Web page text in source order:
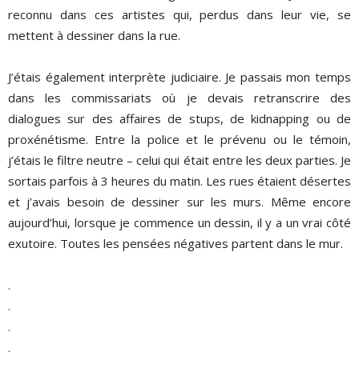
reconnu dans ces artistes qui, perdus dans leur vie, se
mettent à dessiner dans la rue.
J’étais également interprète judiciaire. Je passais mon temps
dans les commissariats où je devais retranscrire des
dialogues sur des affaires de stups, de kidnapping ou de
proxénétisme. Entre la police et le prévenu ou le témoin,
j’étais le filtre neutre – celui qui était entre les deux parties. Je
sortais parfois à 3 heures du matin. Les rues étaient désertes
et j’avais besoin de dessiner sur les murs. Même encore
aujourd’hui, lorsque je commence un dessin, il y a un vrai côté
exutoire. Toutes les pensées négatives partent dans le mur.
.
.
.
.